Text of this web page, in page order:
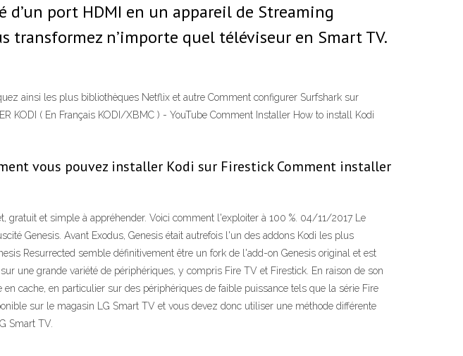
port HDMI en un appareil de Streaming
transformez n’importe quel téléviseur en Smart TV.
ainsi les plus bibliothèques Netflix et autre Comment configurer Surfshark sur
KODI ( En Français KODI/XBMC ) - YouTube Comment Installer How to install Kodi
vous pouvez installer Kodi sur Firestick Comment installer
et simple à appréhender. Voici comment l'exploiter à 100 %. 04/11/2017 Le
Genesis. Avant Exodus, Genesis était autrefois l'un des addons Kodi les plus
Resurrected semble définitivement être un fork de l'add-on Genesis original et est
une grande variété de périphériques, y compris Fire TV et Firestick. En raison de son
cache, en particulier sur des périphériques de faible puissance tels que la série Fire
sur le magasin LG Smart TV et vous devez donc utiliser une méthode différente
Smart TV.